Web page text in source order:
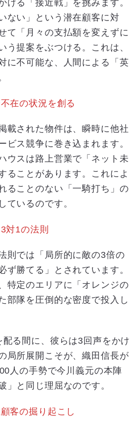
ける「接近戦」を挑みます。
ない」という潜在顧客に対
て「月々の支払額を変えずに
う提案をぶつける。これは、
に不可能な、人間による「英
在の状況を創る
載された物件は、瞬時に他社
ビス競争に巻き込まれます。
ウスは路上営業で「ネット未
ることがあります。これによ
ることのない「一騎打ち」の
ているのです。
対1の法則
則では「局所的に敵の3倍の
ず勝てる」とされています。
特定のエリアに「オレンジの
部隊を圧倒的な密度で投入し
る間に、彼らは3回声をかけ
局所展開こそが、織田信長が
人の手勢で今川義元の本陣
」と同じ理屈なのです。
客の掘り起こし